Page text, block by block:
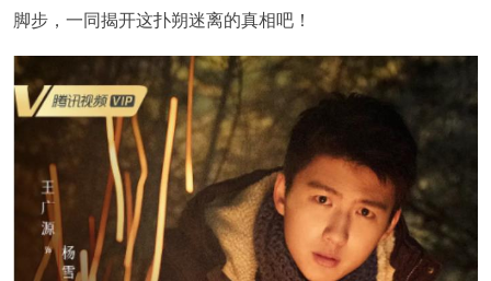
脚步，一同揭开这扑朔迷离的真相吧！